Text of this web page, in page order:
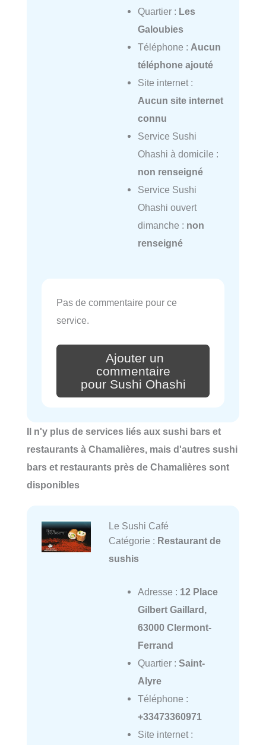
Quartier : Les
Galoubies
Téléphone : Aucun
téléphone ajouté
Site internet :
Aucun site internet
connu
Service Sushi
Ohashi à domicile :
non renseigné
Service Sushi
Ohashi ouvert
dimanche : non
renseigné
Pas de commentaire pour ce
service.
Ajouter un
commentaire
pour Sushi Ohashi
Il n'y plus de services liés aux sushi bars et
restaurants à Chamalières, mais d'autres sushi
bars et restaurants près de Chamalières sont
disponibles
Le Sushi Café
Catégorie : Restaurant de
sushis
Adresse : 12 Place
Gilbert Gaillard,
63000 Clermont-
Ferrand
Quartier : Saint-
Alyre
Téléphone :
+33473360971
Site internet :